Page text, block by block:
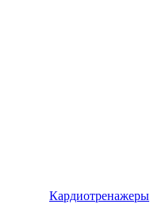
Кардиотренажеры